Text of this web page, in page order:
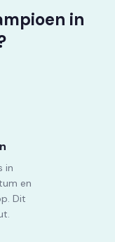
in
in
en
Dit